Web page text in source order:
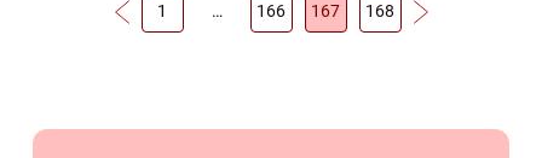
1 … 166 167 168